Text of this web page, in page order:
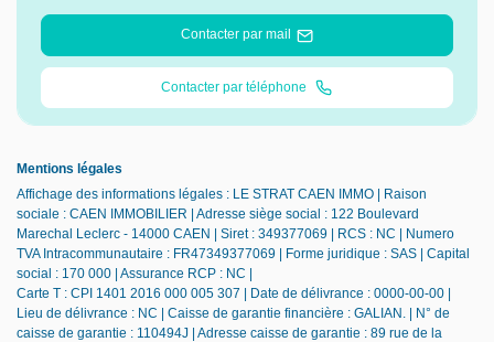
Contacter par mail
Contacter par téléphone
Mentions légales
Affichage des informations légales : LE STRAT CAEN IMMO | Raison
sociale : CAEN IMMOBILIER | Adresse siège social : 122 Boulevard
Marechal Leclerc - 14000 CAEN | Siret : 349377069 | RCS : NC | Numero
TVA Intracommunautaire : FR47349377069 | Forme juridique : SAS | Capital
social : 170 000 | Assurance RCP : NC |
Carte T : CPI 1401 2016 000 005 307 | Date de délivrance : 0000-00-00 |
Lieu de délivrance : NC | Caisse de garantie financière : GALIAN. | N° de
caisse de garantie : 110494J | Adresse caisse de garantie : 89 rue de la